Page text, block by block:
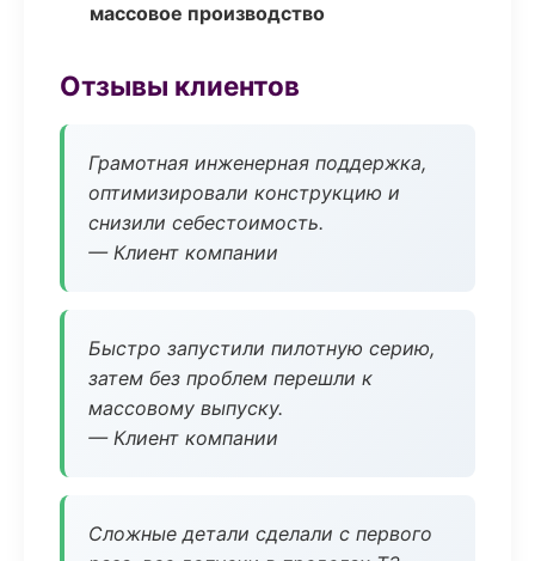
массовое производство
Отзывы клиентов
Грамотная инженерная поддержка,
оптимизировали конструкцию и
снизили себестоимость.
— Клиент компании
Быстро запустили пилотную серию,
затем без проблем перешли к
массовому выпуску.
— Клиент компании
Сложные детали сделали с первого